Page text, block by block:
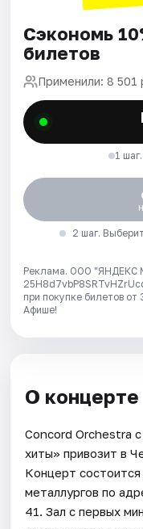
Сэкономь
билетов
Применили: 8 501
1
2 шаг.
Реклама. ООО "ЯНДЕКС
при покупке билетов
Афише!
О концерте
Concord Orchestra
хиты» привозит в
Концерт
металлургов по
41. Зал с первых